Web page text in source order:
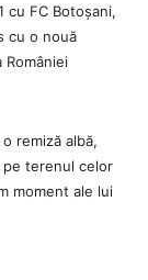
cu FC Botoșani,
cu o nouă
remiză albă,
pe terenul celor
moment ale lui